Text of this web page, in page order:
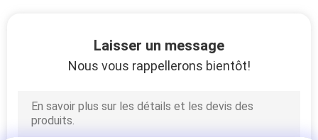
Traceur de tissu
Laisser un message
Nous vous rappellerons bientôt!